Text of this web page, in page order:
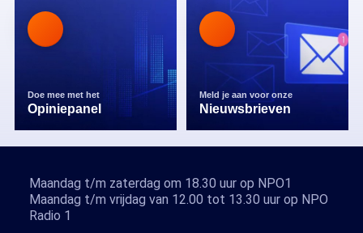
Doe mee met het
Opiniepanel
Meld je aan voor onze
Nieuwsbrieven
Maandag t/m zaterdag om 18.30 uur op NPO1
Maandag t/m vrijdag van 12.00 tot 13.30 uur op NPO
Radio 1